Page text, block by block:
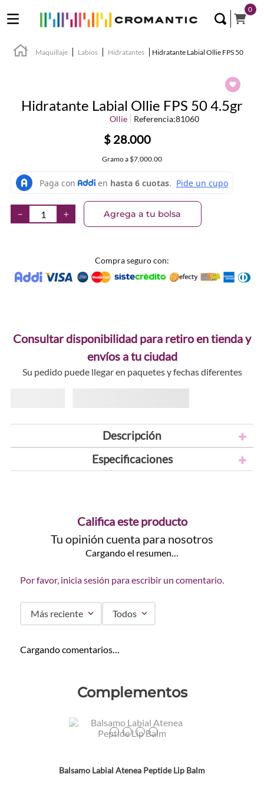
0
Maquillaje Labios Hidratantes Hidratante Labial Ollie FPS 50
Hidratante Labial Ollie FPS 50 4.5gr
Ollie Referencia:81060
$ 28.000
Gramoa $7,000.00
＋
－ Agrega a tu bolsa
Compra seguro con:
Consultar disponibilidad para retiro en tienda y
envíos a tu ciudad
Su pedido puede llegar en paquetes y fechas diferentes
Descripción
Especificaciones
Califica este producto
Tu opinión cuenta para nosotros
Cargando el resumen…
Por favor, inicia sesión para escribir un comentario.
Más reciente Todos
Cargando comentarios…
Complementos
Balsamo Labial Atenea Peptide Lip Balm